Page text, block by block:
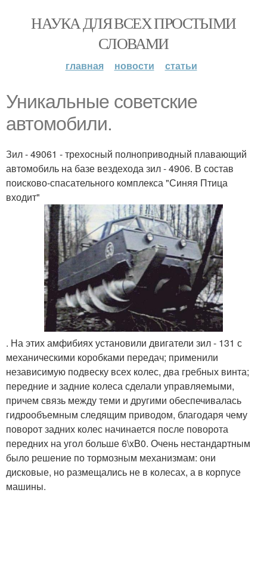
НАУКА ДЛЯ ВСЕХ ПРОСТЫМИ
СЛОВАМИ
главная новости статьи
Уникальные советские
автомобили.
Зил - 49061 - трехосный полноприводный плавающий
автомобиль на базе вездехода зил - 4906. В состав
поисково-спасательного комплекса "Синяя Птица
входит"
. На этих амфибиях установили двигатели зил - 131 с
механическими коробками передач; применили
независимую подвеску всех колес, два гребных винта;
передние и задние колеса сделали управляемыми,
причем связь между теми и другими обеспечивалась
гидрообъемным следящим приводом, благодаря чему
поворот задних колес начинается после поворота
передних на угол больше 6\xB0. Очень нестандартным
было решение по тормозным механизмам: они
дисковые, но размещались не в колесах, а в корпусе
машины.